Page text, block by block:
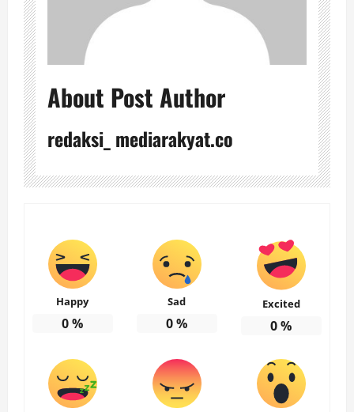
About Post Author
redaksi_ mediarakyat.co
Happy
0%
Sad
0%
Excited
0%